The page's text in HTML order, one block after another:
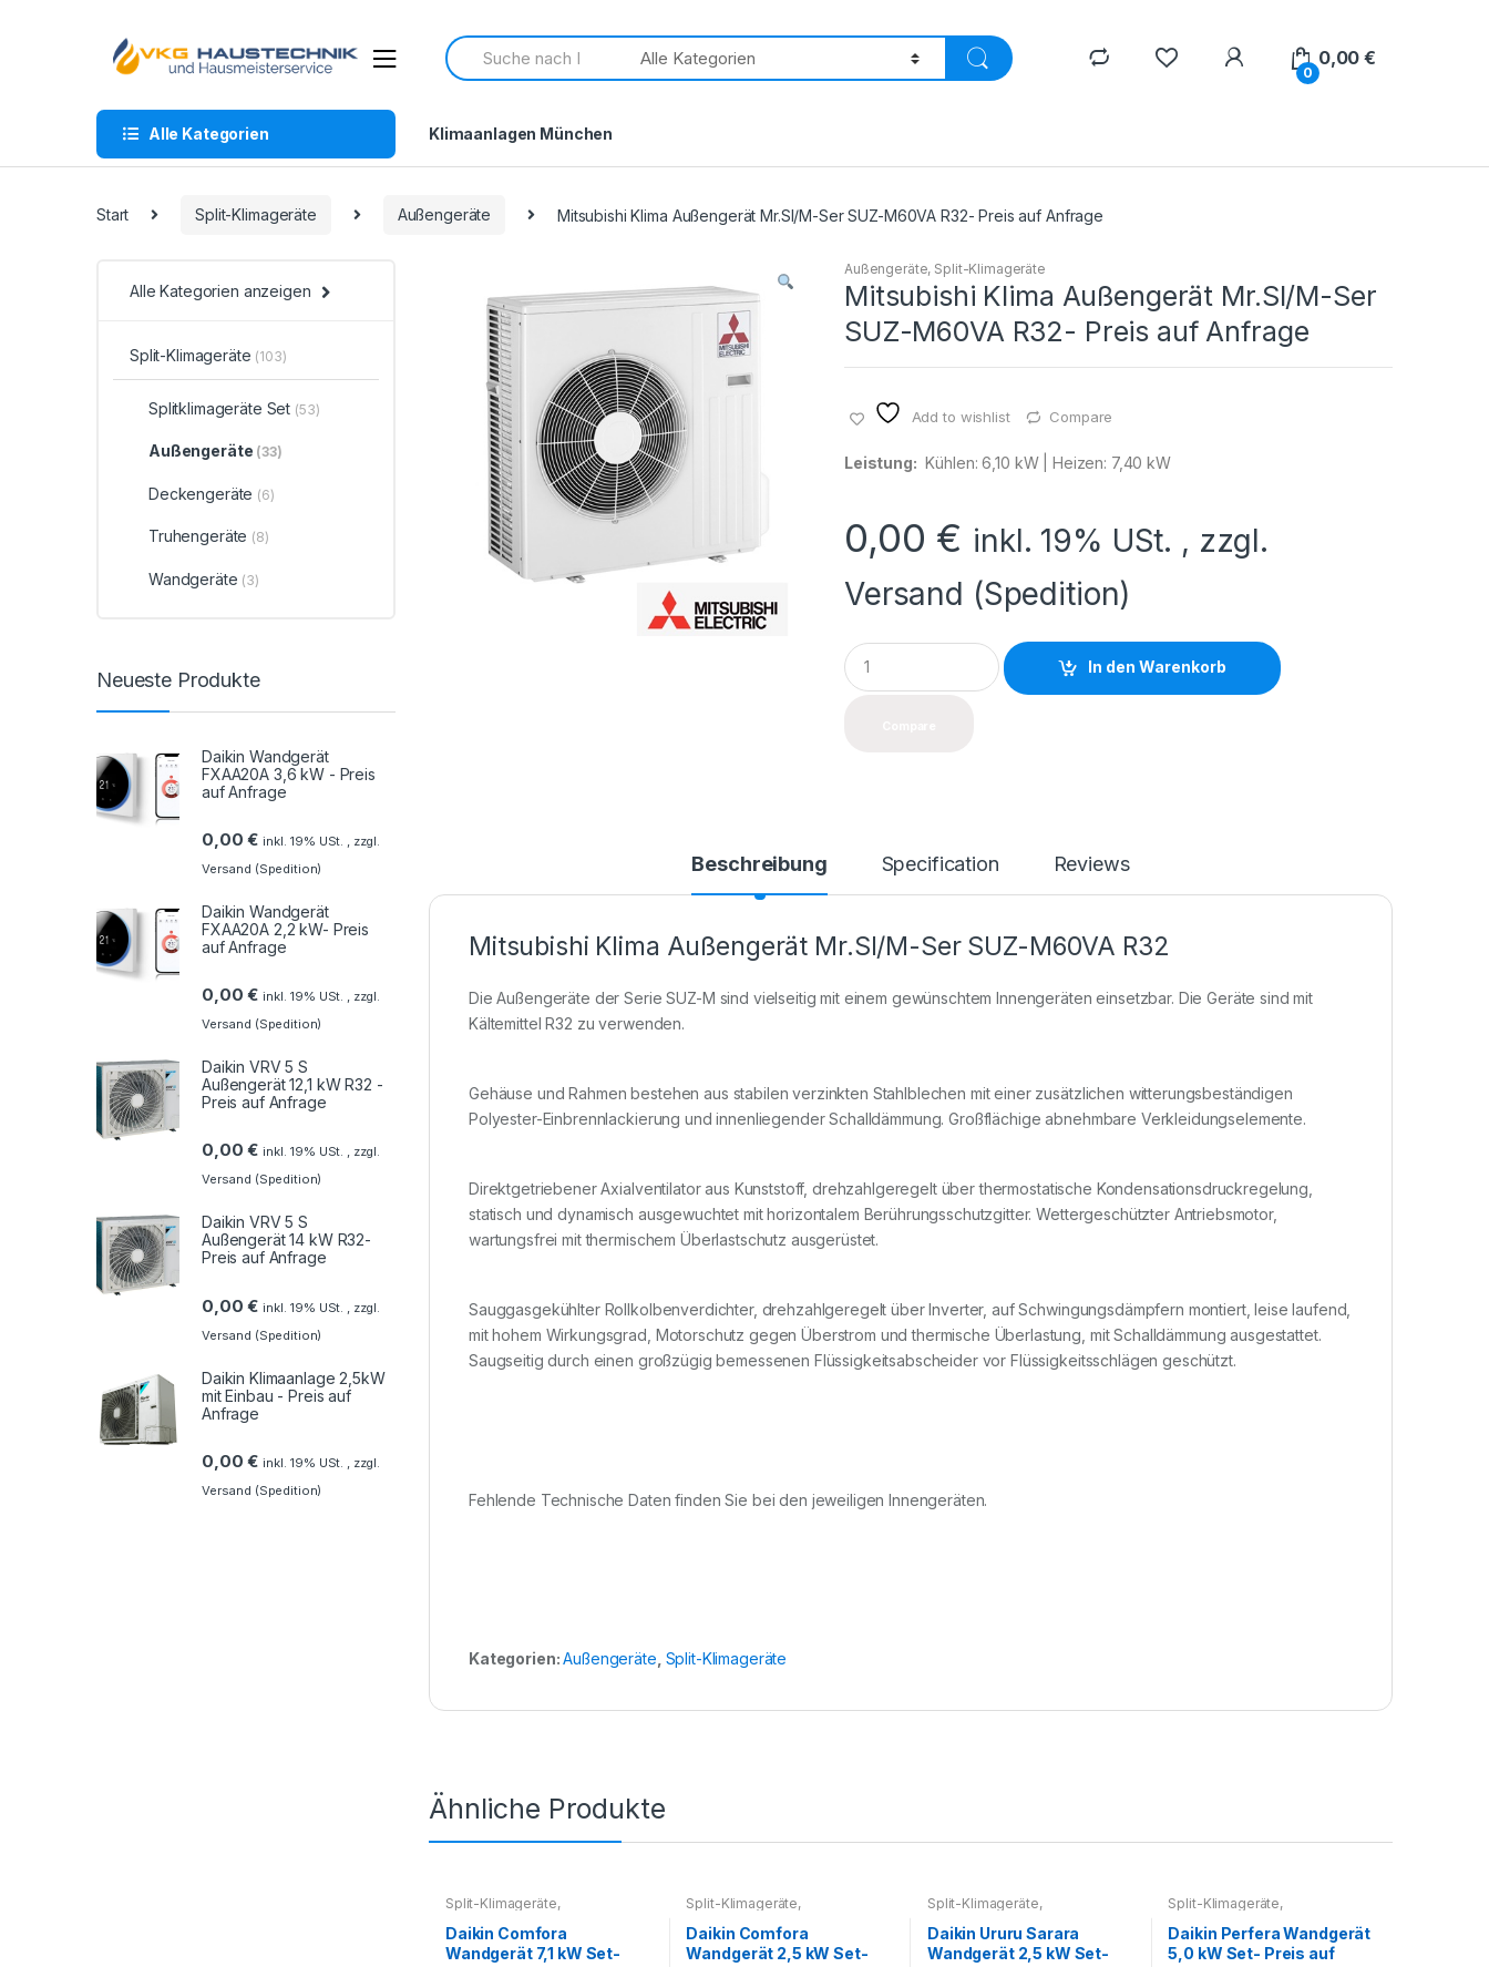
Search
for:
0
0,00€
Alle Kategorien Klimaanlagen München
Start Split-Klimageräte Außengeräte Mitsubishi Klima Außengerät Mr.Sl/M-Ser SUZ-M60VA R32- Preis auf Anfrage
Außengeräte, Split-Klimageräte
Mitsubishi Klima Außengerät Mr.Sl/M-Ser
SUZ-M60VA R32- Preis auf Anfrage
Add to wishlist Compare
Leistung: Kühlen: 6,10 kW | Heizen: 7,40 kW
0,00 € inkl. 19% USt. , zzgl.
Versand (Spedition)
Q
u
a
In den Warenkorb
Beschreibung Specification Reviews
Mitsubishi Klima Außengerät Mr.Sl/M-Ser SUZ-M60VA R32
Die Außengeräte der Serie SUZ-M sind vielseitig mit einem gewünschtem Innengeräten einsetzbar. Die Geräte sind mit
Kältemittel R32 zu verwenden.
Gehäuse und Rahmen bestehen aus stabilen verzinkten Stahlblechen mit einer zusätzlichen witterungsbeständigen
Polyester-Einbrennlackierung und innenliegender Schalldämmung. Großflächige abnehmbare Verkleidungselemente.
Direktgetriebener Axialventilator aus Kunststoff, drehzahlgeregelt über thermostatische Kondensationsdruckregelung,
statisch und dynamisch ausgewuchtet mit horizontalem Berührungsschutzgitter. Wettergeschützter Antriebsmotor,
wartungsfrei mit thermischem Überlastschutz ausgerüstet.
Sauggasgekühlter Rollkolbenverdichter, drehzahlgeregelt über Inverter, auf Schwingungsdämpfern montiert, leise laufend,
mit hohem Wirkungsgrad, Motorschutz gegen Überstrom und thermische Überlastung, mit Schalldämmung ausgestattet.
Saugseitig durch einen großzügig bemessenen Flüssigkeitsabscheider vor Flüssigkeitsschlägen geschützt.
Fehlende Technische Daten finden Sie bei den jeweiligen Innengeräten.
Kategorien:Außengeräte Split-Klimageräte
Ähnliche Produkte
Split-Klimageräte,
Daikin Comfora
Wandgerät 7,1 kW Set-
Split-Klimageräte,
Daikin Comfora
Wandgerät 2,5 kW Set-
Split-Klimageräte,
Daikin Ururu Sarara
Wandgerät 2,5 kW Set-
Split-Klimageräte,
Daikin Perfera Wandgerät
5,0 kW Set- Preis auf
Alle Kategorien anzeigen
Split-Klimageräte (103)
Splitklimageräte Set (53)
Außengeräte (33)
Deckengeräte (6)
Truhengeräte (8)
Wandgeräte (3)
Neueste Produkte
Daikin Wandgerät
FXAA20A 3,6 kW - Preis
auf Anfrage
0,00€ inkl. 19% USt. , zzgl.
Versand (Spedition)
Daikin Wandgerät
FXAA20A 2,2 kW- Preis
auf Anfrage
0,00€ inkl. 19% USt. , zzgl.
Versand (Spedition)
Daikin VRV 5 S
Außengerät 12,1 kW R32 -
Preis auf Anfrage
0,00€ inkl. 19% USt. , zzgl.
Versand (Spedition)
Daikin VRV 5 S
Außengerät 14 kW R32-
Preis auf Anfrage
0,00€ inkl. 19% USt. , zzgl.
Versand (Spedition)
Daikin Klimaanlage 2,5kW
mit Einbau - Preis auf
Anfrage
0,00€ inkl. 19% USt. , zzgl.
Versand (Spedition)